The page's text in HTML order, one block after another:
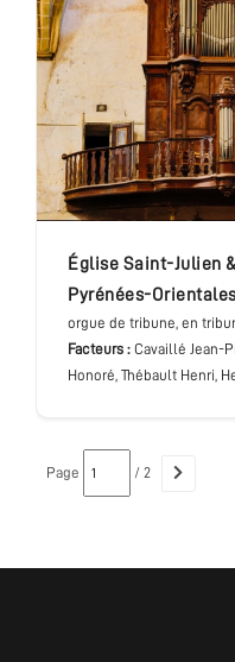
église Saint-Julien
Pyrénées-
orgue de tribune, en
Facteurs : Cavaillé Jean-
Honoré, Thébault Henri,
Page / 2